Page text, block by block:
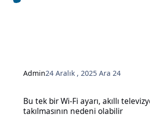
Admin24 Aralık , 2025Ara 24
Bu tek bir Wi-Fi ayarı, akıllı
takılmasının nedeni olabilir